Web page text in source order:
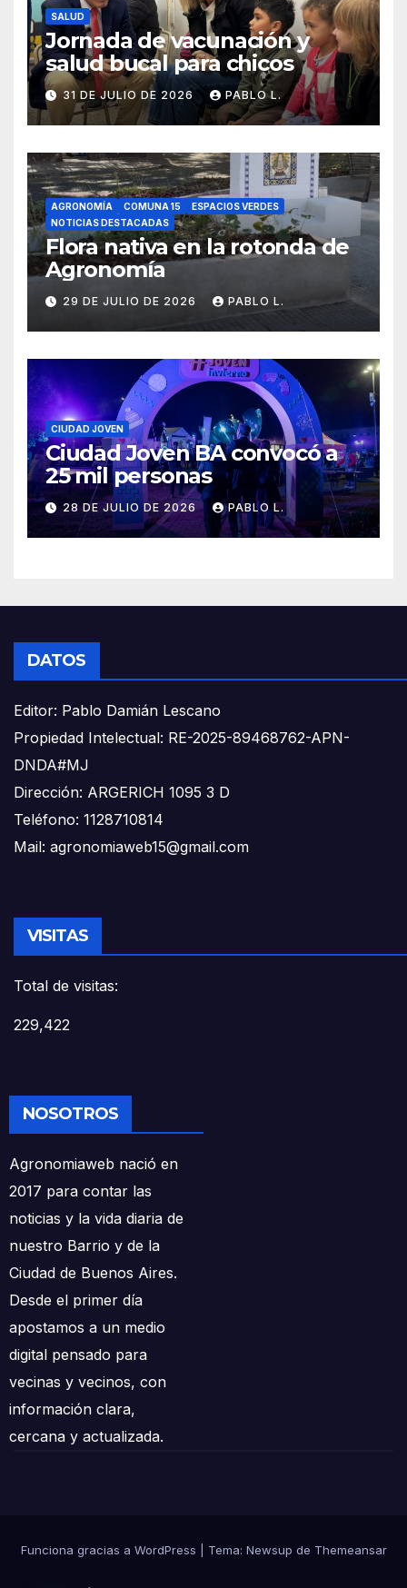
SALUD
Jornada de vacunación y
salud bucal para chicos
31 DE JULIO DE 2026 PABLO L.
AGRONOMÍA COMUNA 15
ESPACIOS VERDES
NOTICIAS DESTACADAS
Flora nativa en la rotonda de
Agronomía
29 DE JULIO DE 2026 PABLO L.
CIUDAD JOVEN
Ciudad Joven BA convocó a
25 mil personas
28 DE JULIO DE 2026 PABLO L.
DATOS
Editor: Pablo Damián Lescano
Propiedad Intelectual: RE-2025-89468762-APN-
DNDA#MJ
Dirección: ARGERICH 1095 3 D
Teléfono: 1128710814
Mail: agronomiaweb15@gmail.com
VISITAS
Total de visitas:
229,422
NOSOTROS
Agronomiaweb nació en
2017 para contar las
noticias y la vida diaria de
nuestro Barrio y de la
Ciudad de Buenos Aires.
Desde el primer día
apostamos a un medio
digital pensado para
vecinas y vecinos, con
información clara,
cercana y actualizada.
Funciona gracias a WordPress Tema: Newsup de Themeansar